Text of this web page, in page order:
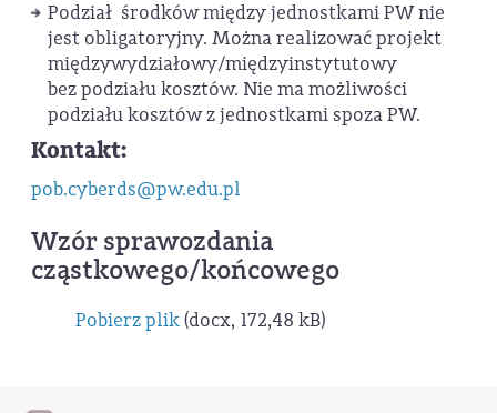
Podział środków między jednostkami PW nie
jest obligatoryjny. Można realizować projekt
międzywydziałowy/międzyinstytutowy
bez podziału kosztów. Nie ma możliwości
podziału kosztów z jednostkami spoza PW.
Kontakt:
pob.cyberds@pw.edu.pl
Wzór sprawozdania
cząstkowego/końcowego
Pobierz plik(docx, 172,48 kB)